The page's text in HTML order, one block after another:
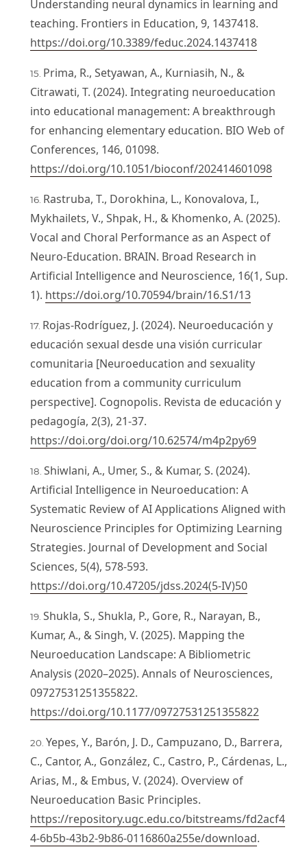
Understanding neural dynamics in learning and
teaching. Frontiers in Education, 9, 1437418.
https://doi.org/10.3389/feduc.2024.1437418
Prima, R., Setyawan, A., Kurniasih, N., &
Citrawati, T. (2024). Integrating neuroeducation
into educational management: A breakthrough
for enhancing elementary education. BIO Web of
Conferences, 146, 01098.
https://doi.org/10.1051/bioconf/202414601098
Rastruba, T., Dorokhina, L., Konovalova, I.,
Mykhailets, V., Shpak, H., & Khomenko, A. (2025).
Vocal and Choral Performance as an Aspect of
Neuro-Education. BRAIN. Broad Research in
Artificial Intelligence and Neuroscience, 16(1, Sup.
1). https://doi.org/10.70594/brain/16.S1/13
Rojas-Rodríguez, J. (2024). Neuroeducación y
educación sexual desde una visión curricular
comunitaria [Neuroeducation and sexuality
education from a community curriculum
perspective]. Cognopolis. Revista de educación y
pedagogía, 2(3), 21-37.
https://doi.org/doi.org/10.62574/m4p2py69
Shiwlani, A., Umer, S., & Kumar, S. (2024).
Artificial Intelligence in Neuroeducation: A
Systematic Review of AI Applications Aligned with
Neuroscience Principles for Optimizing Learning
Strategies. Journal of Development and Social
Sciences, 5(4), 578-593.
https://doi.org/10.47205/jdss.2024(5-IV)50
Shukla, S., Shukla, P., Gore, R., Narayan, B.,
Kumar, A., & Singh, V. (2025). Mapping the
Neuroeducation Landscape: A Bibliometric
Analysis (2020–2025). Annals of Neurosciences,
09727531251355822.
https://doi.org/10.1177/09727531251355822
Yepes, Y., Barón, J. D., Campuzano, D., Barrera,
C., Cantor, A., González, C., Castro, P., Cárdenas, L.,
Arias, M., & Embus, V. (2024). Overview of
Neuroeducation Basic Principles.
https://repository.ugc.edu.co/bitstreams/fd2acf4
4-6b5b-43b2-9b86-0116860a255e/download.